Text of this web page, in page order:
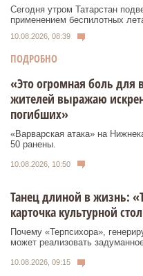
Сегодня утром Татарстан
применением беспилотных
10.08.2026, 08:39
ПОДРОБНО
«Это огромная боль для
жителей выражаю
погибших»
«Варварская атака» на
50 ранены.
10.08.2026, 10:50
Танец длиной в жизнь:
карточка культурной
Почему «Терпсихора»,
может реализовать
10.08.2026, 09:15